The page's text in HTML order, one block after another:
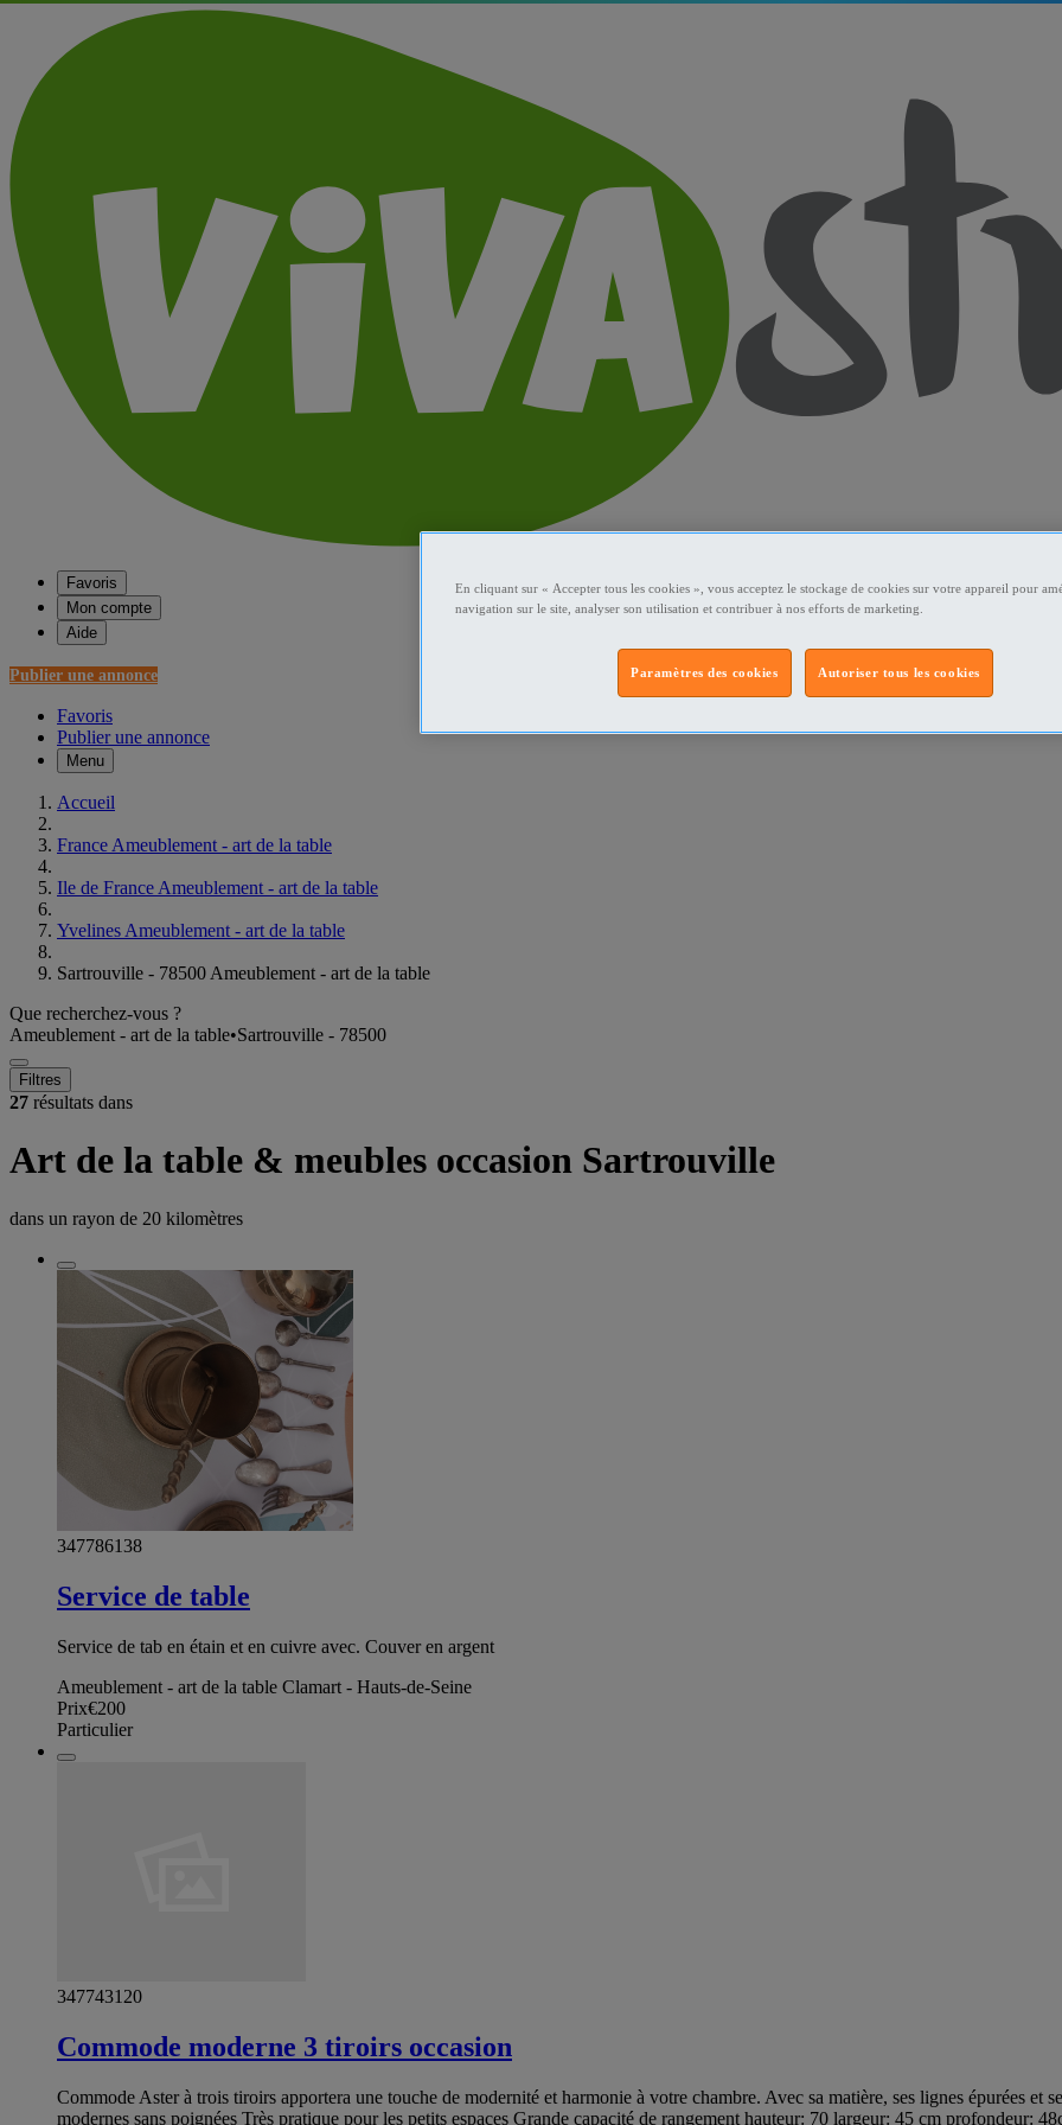
Favoris
Mon compte
Aide
Publier une annonce
Favoris
Publier une annonce
Menu
Accueil
France Ameublement - art de la table
Ile de France Ameublement - art de la table
Yvelines Ameublement - art de la table
Sartrouville - 78500 Ameublement - art de la table
Que recherchez-vous ?
Ameublement - art de la table•Sartrouville - 78500
Filtres
27 résultats dans
Art de la table & meubles occasion Sartrouville
dans un rayon de 20 kilomètres
347786138
Service de table
Service de tab en étain et en cuivre avec. Couver en argent
Ameublement - art de la table Clamart - Hauts-de-Seine
Prix€200
Particulier
347743120
Commode moderne 3 tiroirs occasion
Commode Aster à trois tiroirs apportera une touche de modernité et harmonie à votre chambre. Avec sa matière, ses lignes épurées et
modernes sans poignées Très pratique pour les petits espaces Grande capacité de rangement hauteur: 70 largeur: 45 cm profondeur:
En cliquant sur « Accepter tous les cookies », vous acceptez le stockage de cookies sur votre appareil pour
navigation sur le site, analyser son utilisation et contribuer à nos efforts de marketing.
Autoriser tous les cookies
Paramètres des cookies